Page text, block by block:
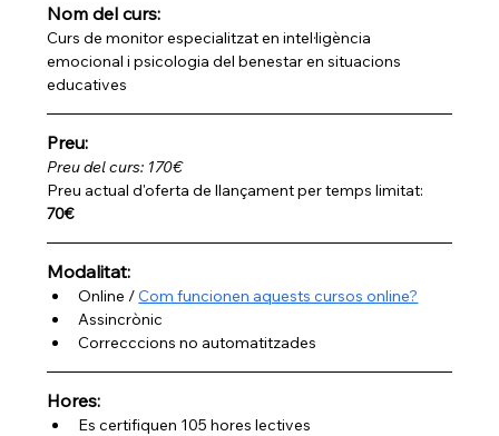
Nom del curs:
Curs de monitor especialitzat en intel·ligència
emocional i psicologia del benestar en situacions
educatives
Preu:
Preu del curs: 170€
Preu actual d'oferta de llançament per temps limitat:
70€
Modalitat:
Online / Com funcionen aquests cursos online?
Assincrònic
Correcccions no automatitzades
Hores:
Es certifiquen 105 hores lectives